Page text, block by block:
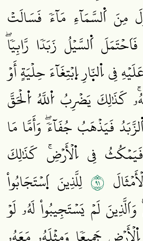
مِنَ اَ۬لسَّمَآءِ مَآءٗ فَسَالَتۡ
اَ۬لسَّيۡلُ زَبَدٗا رَّابِيٗاۖ
فِي اِ۬لنّ۪ارِ اِ۪بۡتِغَآءَ حِلۡيَةٍ أَوۡ
كَذَٰلِكَ يَضۡرِبُ اُ۬للَّهُ اُ۬لۡحَقَّ
فَيَذۡهَبُ جُفَآءٗۖ وَأَمَّا مَا
فِي اِ۬لۡأَرۡضِۚ كَذَٰلِكَ
١٩ لِلَّذِينَ اَ۪سۡتَجَابُواْ
لَمۡ يَسۡتَجِيبُواْ لَهُۥ لَوۡ